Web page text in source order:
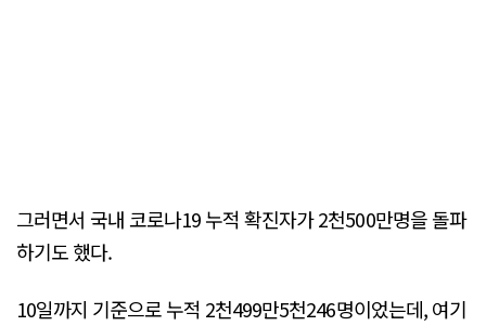
그러면서 국내 코로나19 누적 확진자가 2천500만명을 돌파
하기도 했다.
10일까지 기준으로 누적 2천499만5천246명이었는데, 여기